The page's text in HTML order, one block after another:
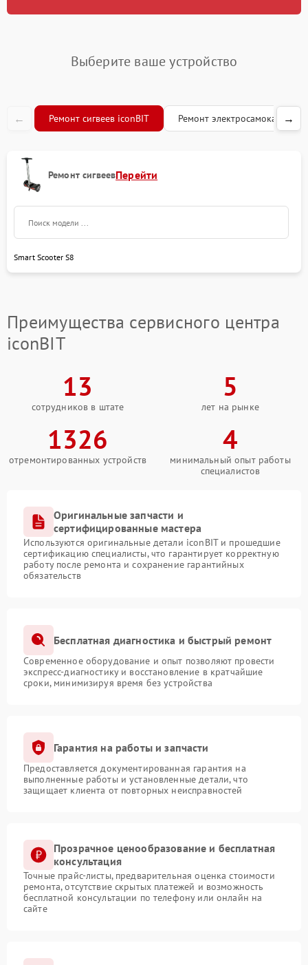
Выберите ваше устройство
← Ремонт сигвеев iconBIT Ремонт электросамокатов
→
Ремонт сигвеевПерейти
Smart Scooter S8
Преимущества сервисного центра
iconBIT
13
сотрудников в штате
5
лет на рынке
1326
отремонтированных устройств
4
минимальный опыт работы
специалистов
Оригинальные запчасти и
сертифицированные мастера
Используются оригинальные детали iconBIT и прошедшие
сертификацию специалисты, что гарантирует корректную
работу после ремонта и сохранение гарантийных
обязательств
Бесплатная диагностика и быстрый ремонт
Современное оборудование и опыт позволяют провести
экспресс-диагностику и восстановление в кратчайшие
сроки, минимизируя время без устройства
Гарантия на работы и запчасти
Предоставляется документированная гарантия на
выполненные работы и установленные детали, что
защищает клиента от повторных неисправностей
Прозрачное ценообразование и бесплатная
консультация
Точные прайс-листы, предварительная оценка стоимости
ремонта, отсутствие скрытых платежей и возможность
бесплатной консультации по телефону или онлайн на
сайте